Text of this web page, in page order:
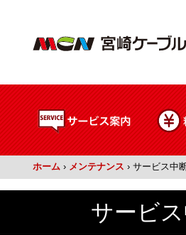
ホーム › メンテナンス › サービス中
サービ